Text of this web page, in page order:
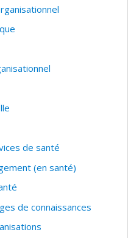
de santé
(en santé)
de connaissances